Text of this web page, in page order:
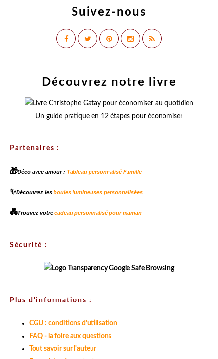
Suivez-nous
Découvrez notre livre
Un guide pratique en 12 étapes pour économiser
Partenaires :
🎁Déco avec amour : Tableau personnalisé Famille
✨Découvrez les boules lumineuses personnalisées
💑Trouvez votre cadeau personnalisé pour maman
Sécurité :
Plus d'informations :
CGU : conditions d'utilisation
FAQ - la foire aux questions
Tout savoir sur l'auteur